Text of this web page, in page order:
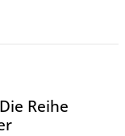
Reihe